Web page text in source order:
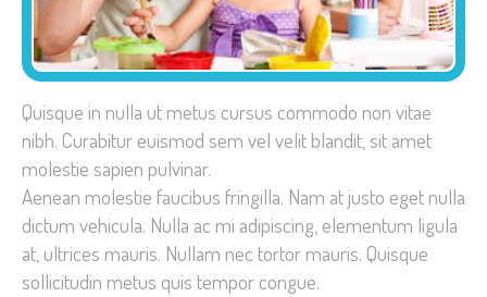
Quisque in nulla ut metus cursus commodo non vitae
nibh. Curabitur euismod sem vel velit blandit, sit amet
molestie sapien pulvinar.
Aenean molestie faucibus fringilla. Nam at justo eget nulla
dictum vehicula. Nulla ac mi adipiscing, elementum ligula
at, ultrices mauris. Nullam nec tortor mauris. Quisque
sollicitudin metus quis tempor congue.